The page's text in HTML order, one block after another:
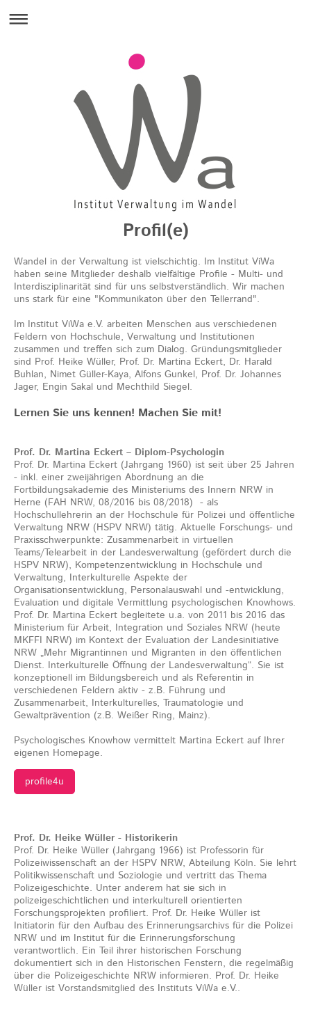
Profil(e)
Wandel in der Verwaltung ist vielschichtig. Im Institut ViWa
haben seine Mitglieder deshalb vielfältige Profile - Multi- und
Interdisziplinarität sind für uns selbstverständlich. Wir machen
uns stark für eine "Kommunikaton über den Tellerrand".
Im Institut ViWa e.V. arbeiten Menschen aus verschiedenen
Feldern von Hochschule, Verwaltung und Institutionen
zusammen und treffen sich zum Dialog. Gründungsmitglieder
sind Prof. Heike Wüller, Prof. Dr. Martina Eckert, Dr. Harald
Buhlan, Nimet Güller-Kaya, Alfons Gunkel, Prof. Dr. Johannes
Jager, Engin Sakal und Mechthild Siegel.
Lernen Sie uns kennen! Machen Sie mit!
Prof. Dr. Martina Eckert – Diplom-Psychologin
Prof. Dr. Martina Eckert (Jahrgang 1960) ist seit über 25 Jahren
- inkl. einer zweijährigen Abordnung an die
Fortbildungsakademie des Ministeriums des Innern NRW in
Herne (FAH NRW, 08/2016 bis 08/2018) - als
Hochschullehrerin an der Hochschule für Polizei und öffentliche
Verwaltung NRW (HSPV NRW) tätig. Aktuelle Forschungs- und
Praxisschwerpunkte: Zusammenarbeit in virtuellen
Teams/Telearbeit in der Landesverwaltung (gefördert durch die
HSPV NRW), Kompetenzentwicklung in Hochschule und
Verwaltung, Interkulturelle Aspekte der
Organisationsentwicklung, Personalauswahl und -entwicklung,
Evaluation und digitale Vermittlung psychologischen Knowhows.
Prof. Dr. Martina Eckert begleitete u.a. von 2011 bis 2016 das
Ministerium für Arbeit, Integration und Soziales NRW (heute
MKFFI NRW) im Kontext der Evaluation der Landesinitiative
NRW „Mehr Migrantinnen und Migranten in den öffentlichen
Dienst. Interkulturelle Öffnung der Landesverwaltung“. Sie ist
konzeptionell im Bildungsbereich und als Referentin in
verschiedenen Feldern aktiv - z.B. Führung und
Zusammenarbeit, Interkulturelles, Traumatologie und
Gewaltprävention (z.B. Weißer Ring, Mainz).
Psychologisches Knowhow vermittelt Martina Eckert auf Ihrer
eigenen Homepage.
profile4u
Prof. Dr. Heike Wüller - Historikerin
Prof. Dr. Heike Wüller (Jahrgang 1966) ist Professorin für
Polizeiwissenschaft an der HSPV NRW, Abteilung Köln. Sie lehrt
Politikwissenschaft und Soziologie und vertritt das Thema
Polizeigeschichte. Unter anderem hat sie sich in
polizeigeschichtlichen und interkulturell orientierten
Forschungsprojekten profiliert. Prof. Dr. Heike Wüller ist
Initiatorin für den Aufbau des Erinnerungsarchivs für die Polizei
NRW und im Institut für die Erinnerungsforschung
verantwortlich. Ein Teil ihrer historischen Forschung
dokumentiert sich in den Historischen Fenstern, die regelmäßig
über die Polizeigeschichte NRW informieren. Prof. Dr. Heike
Wüller ist Vorstandsmitglied des Instituts ViWa e.V..